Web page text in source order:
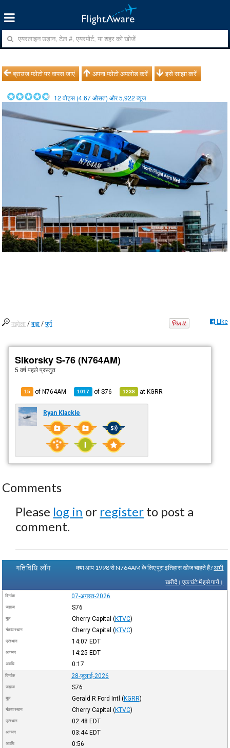
ब्राउज फोटो पर वापस जाएं अपना फोटो अपलोड करें इसे साझा करें
12 वोट्स (4.67औसत) और5,922 व्यूज
मझोला /बड़ा /पूर्ण Like
Sikorsky S-76 (N764AM)
5 वर्ष पहले प्रस्तुत
15 of N764AM 1017 ofS76 1238 atKGRR
Ryan Klackle
Comments
Please log in or register to post a
comment.
गतिविधि लॉग क्या आप 1998 से N764AM के लिए पूरा इतिहास खोज चाहते हैं?अभी
खरीदें। एक घंटे में इसे पायें।
दिनांक 07-अगस्त-2026
जहाज S76
मूल Cherry Capital (KTVC)
गंतव्य स्थान Cherry Capital (KTVC)
प्रस्थान 14:07 EDT
आगमन 14:25 EDT
अवधि 0:17
दिनांक 28-जुलाई-2026
जहाज S76
मूल Gerald R Ford Intl (KGRR)
गंतव्य स्थान Cherry Capital (KTVC)
प्रस्थान 02:48 EDT
आगमन 03:44EDT
अवधि 0:56